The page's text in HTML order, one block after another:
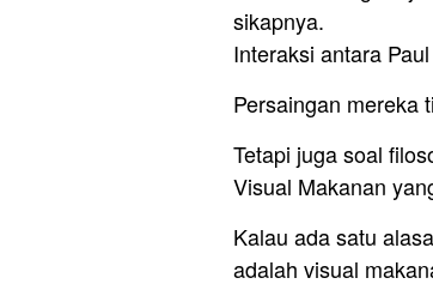
sikapnya.
Interaksi antara
Persaingan mereka
Tetapi juga soal
Visual Makanan
Kalau ada satu
adalah visual